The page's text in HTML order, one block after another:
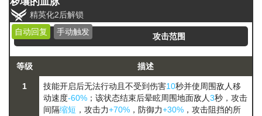
精英化2后解锁
自动回复
手动触发 攻击范围
等级 描述
1 技能开启后无法行动且不受到伤害10秒并使周围敌人移
动速度-60% ；该状态结束后晕眩周围地面敌人3秒，攻击
间隔缩短 ，攻击力+70% ，防御力+30% ，攻击阻挡的所